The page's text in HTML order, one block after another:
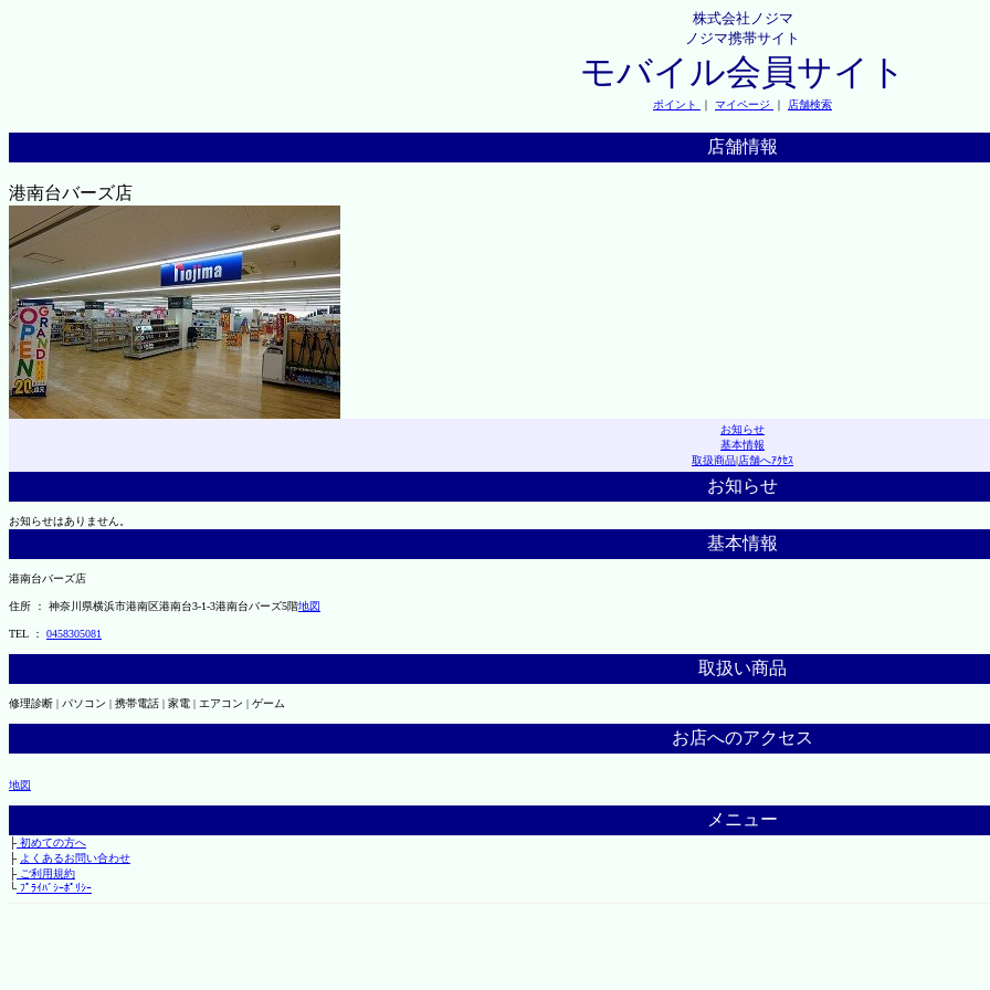
株式会社ノジマ
ノジマ携帯サイト
モバイル会員サイト
ポイント ｜ マイページ ｜ 店舗検索
店舗情報
港南台バーズ店
お知らせ
基本情報
取扱商品|店舗へｱｸｾｽ
お知らせ
お知らせはありません。
基本情報
港南台バーズ店
住所 ： 神奈川県横浜市港南区港南台3-1-3港南台バーズ5階地図
TEL ： 0458305081
取扱い商品
修理診断 | パソコン | 携帯電話 | 家電 | エアコン | ゲーム
お店へのアクセス
地図
メニュー
├初めての方へ
├ よくあるお問い合わせ
├ご利用規約
└ﾌﾟﾗｲﾊﾞｼｰﾎﾟﾘｼｰ